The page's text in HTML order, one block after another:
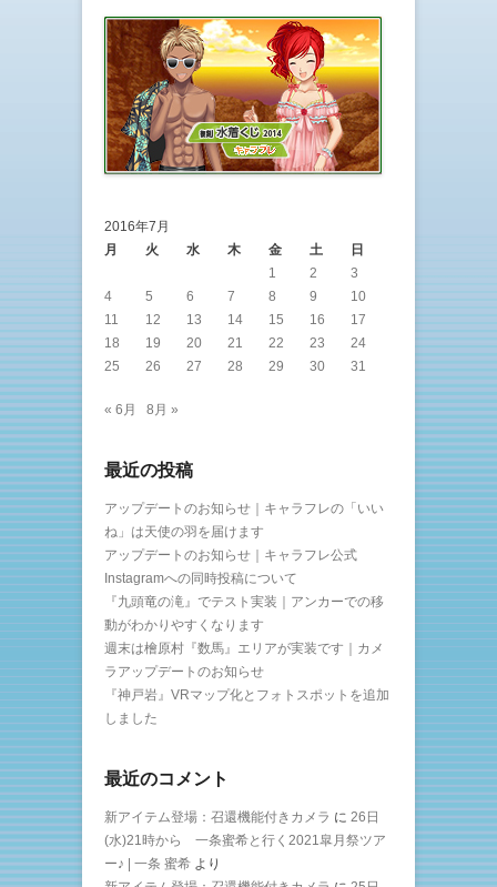
2016年7月
月
火 水 木 金 土
日
1
2
3
4
5 6 7 8 9
10
11
12 13 14 15 16
17
18
19 20 21 22 23
24
25
26 27 28 29 30 31
« 6月 8月 »
最近の投稿
アップデートのお知らせ｜キャラフレの「いい
ね」は天使の羽を届けます
アップデートのお知らせ｜キャラフレ公式
Instagramへの同時投稿について
『九頭竜の滝』でテスト実装｜アンカーでの移
動がわかりやすくなります
週末は檜原村『数馬』エリアが実装です｜カメ
ラアップデートのお知らせ
『神戸岩』VRマップ化とフォトスポットを追加
しました
最近のコメント
新アイテム登場：召還機能付きカメラ に 26日
(水)21時から 一条蜜希と行く2021皐月祭ツア
ー♪ | 一条 蜜希 より